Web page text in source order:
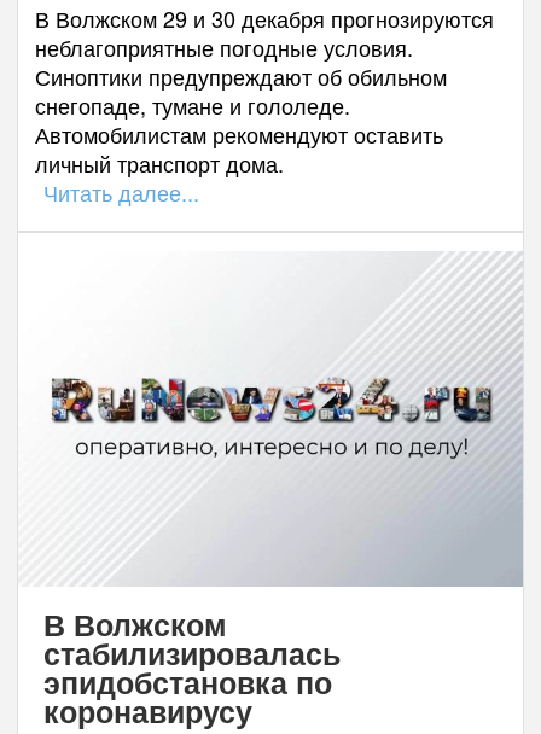
В Волжском 29 и 30 декабря прогнозируются
неблагоприятные погодные условия.
Синоптики предупреждают об обильном
снегопаде, тумане и гололеде.
Автомобилистам рекомендуют оставить
личный транспорт дома.
Читать далее...
В Волжском
стабилизировалась
эпидобстановка по
коронавирусу